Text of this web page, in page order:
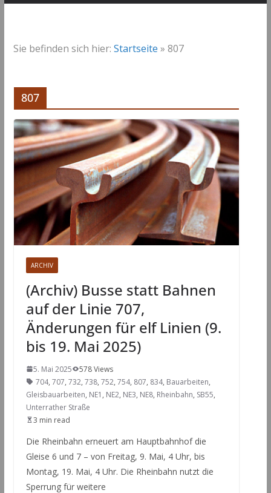
Sie befinden sich hier: Startseite » 807
807
ARCHIV
(Archiv) Busse statt Bahnen
auf der Linie 707,
Änderungen für elf Linien (9.
bis 19. Mai 2025)
5. Mai 2025
578 Views
704, 707, 732, 738, 752, 754, 807, 834, Bauarbeiten,
Gleisbauarbeiten, NE1 , NE2, NE3, NE8, Rheinbahn, SB55,
Unterrather Straße
3 min read
Die Rheinbahn erneuert am Hauptbahnhof die
Gleise 6 und 7 – von Freitag, 9. Mai, 4 Uhr, bis
Montag, 19. Mai, 4 Uhr. Die Rheinbahn nutzt die
Sperrung für weitere